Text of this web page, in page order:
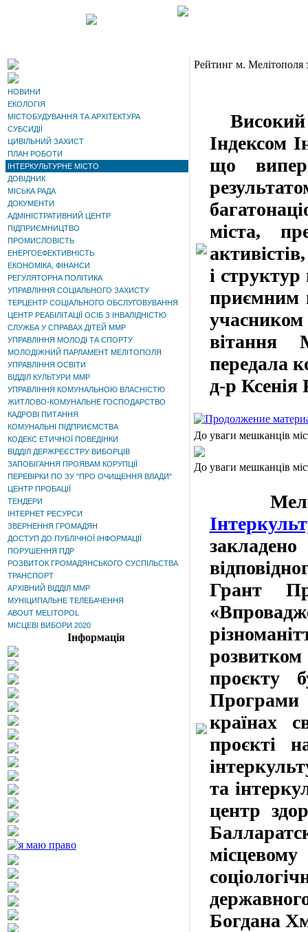
НОВИНИ
ЕКОЛОГІЯ
МІСТОБУДУВАННЯ ТА АРХІТЕКТУРА
СУБСИДІЇ
ЦИВІЛЬНИЙ ЗАХИСТ
ПЛАН РОБОТИ
ІНТЕРКУЛЬТУРНЕ МІСТО
ДОВІДНИК
МІСЬКА РАДА
ДОКУМЕНТИ
АДМІНІСТРАТИВНИЙ ЦЕНТР
ПІДПРИЄМНИЦТВО
ПРОМИСЛОВІСТЬ
ЕНЕРГОЕФЕКТИВНІСТЬ
ЕКОНОМІКА, ФІНАНСИ
РЕГУЛЯТОРНА ПОЛІТИКА
УПРАВЛІННЯ СОЦІАЛЬНОГО ЗАХИСТУ
ТЕРЦЕНТР СОЦІАЛЬНОГО ОБСЛУГОВУВАННЯ
ЦЕНТР РЕАБІЛІТАЦІЇ ОСІБ З ІНВАЛІДНІСТЮ
СЛУЖБА У СПРАВАХ ДІТЕЙ ММР
УПРАВЛІННЯ МОЛОДІ ТА СПОРТУ
МОЛОДІЖНИЙ ПАРЛАМЕНТ МЕЛІТОПОЛЯ
УПРАВЛІННЯ ОСВІТИ
ВІДДІЛ КУЛЬТУРИ ММР
УПРАВЛІННЯ КОМУНАЛЬНОЮ ВЛАСНІСТЮ
ЖИТЛОВО-КОМУНАЛЬНЕ ГОСПОДАРСТВО
КАДРОВІ ПИТАННЯ
КОМУНАЛЬНІ ПІДПРИЄМСТВА
КОДЕКС ЕТИЧНОЇ ПОВЕДІНКИ
ВІДДІЛ ДЕРЖРЕЄСТРУ ВИБОРЦІВ
ЗАПОБІГАННЯ ПРОЯВАМ КОРУПЦІЇ
ПЕРЕВІРКИ ПО ЗУ "ПРО ОЧИЩЕННЯ ВЛАДИ"
ЦЕНТР ПРОБАЦІЇ
ТЕНДЕРИ
ІНТЕРНЕТ РЕСУРСИ
ЗВЕРНЕННЯ ГРОМАДЯН
ДОСТУП ДО ПУБЛІЧНОЇ ІНФОРМАЦІЇ
ПОРУШЕННЯ ПДР
РОЗВИТОК ГРОМАДЯНСЬКОГО СУСПІЛЬСТВА
ТРАНСПОРТ
АРХІВНИЙ ВІДДІЛ ММР
МУНІЦИПАЛЬНЕ ТЕЛЕБАЧЕННЯ
ABOUT MELITOPOL
МІСЦЕВІ ВИБОРИ 2020
Інформація
Рейтинг м. Мелітополя
Високий
Індексом
що
міста,
і
приємним
вітання
передала
д-р Ксенія
До уваги мешканців
До уваги мешканців
Грант
розвитком
проєкту
Програми
країнах
проєкті
та
центр
Богдана